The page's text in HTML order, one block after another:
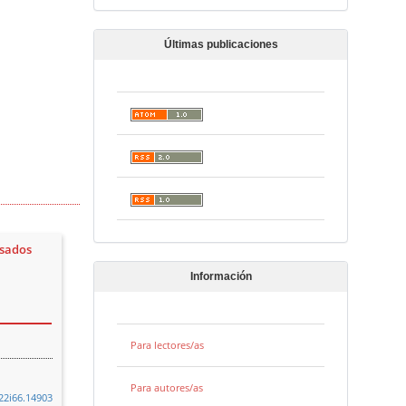
Últimas publicaciones
Información
Para lectores/as
Para autores/as